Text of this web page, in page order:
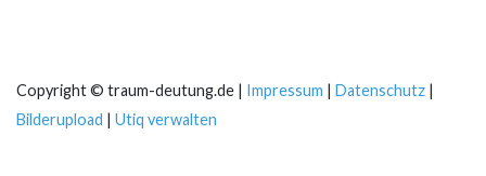
Copyright © traum-deutung.de | Impressum | Datenschutz |
Bilderupload | Utiq verwalten